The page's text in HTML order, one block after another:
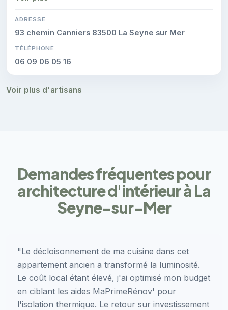
ADRESSE
93 chemin Canniers 83500 La Seyne sur Mer
TÉLÉPHONE
06 09 06 05 16
Voir plus d'artisans
Demandes fréquentes pour
architecture d'intérieur à La
Seyne-sur-Mer
"Le décloisonnement de ma cuisine dans cet
appartement ancien a transformé la luminosité.
Le coût local étant élevé, j'ai optimisé mon budget
en ciblant les aides MaPrimeRénov' pour
l'isolation thermique. Le retour sur investissement